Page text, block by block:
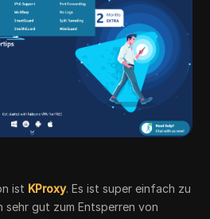
ist KProxy. Es ist super einfach zu
sehr gut zum Entsperren von